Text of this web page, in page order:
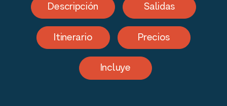
Descripción Salidas
Itinerario Precios
Incluye